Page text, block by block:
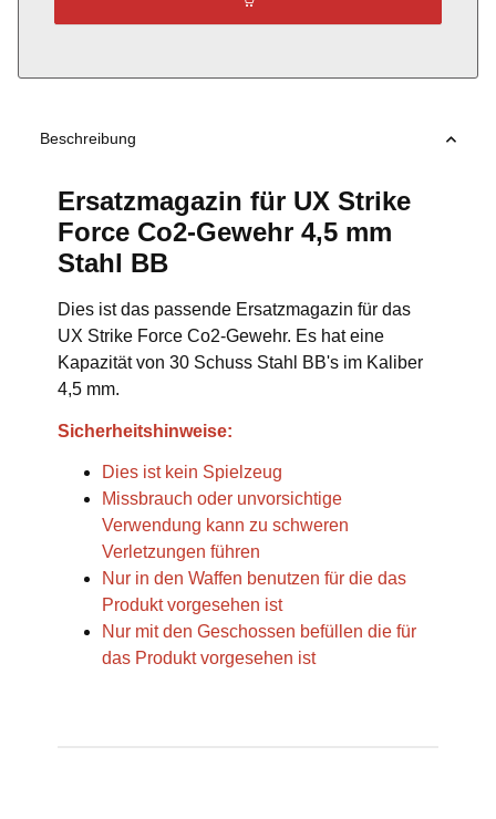
Beschreibung
Ersatzmagazin für UX Strike
Force Co2-Gewehr 4,5 mm
Stahl BB
Dies ist das passende Ersatzmagazin für das
UX Strike Force Co2-Gewehr. Es hat eine
Kapazität von 30 Schuss Stahl BB's im Kaliber
4,5 mm.
Sicherheitshinweise:
Dies ist kein Spielzeug
Missbrauch oder unvorsichtige
Verwendung kann zu schweren
Verletzungen führen
Nur in den Waffen benutzen für die das
Produkt vorgesehen ist
Nur mit den Geschossen befüllen die für
das Produkt vorgesehen ist